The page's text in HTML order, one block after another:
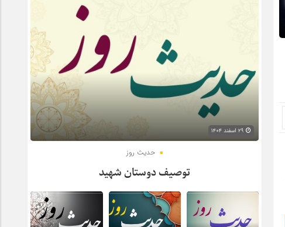
حدیث روز
توصیف دوستان شهید